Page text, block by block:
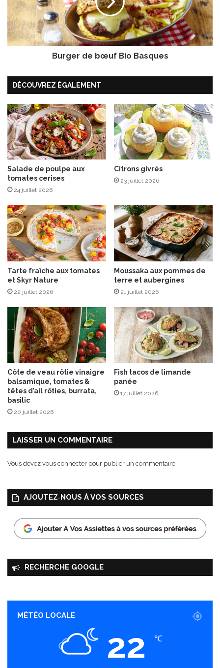
a
u
-
a
y
d
e
b
f
o
B
a
s
q
u
e
s
Burger de bœuf Bio Basques
DÉCOUVREZ ÉGALEMENT
Salade de poulpe aux
tomates cerises
24 juillet 2026
Citrons givrés
23 juillet 2026
Tarte fraîche aux tomates
et Skyr Nature
22 juillet 2026
Moussaka aux pommes de
terre et aubergines
21 juillet 2026
Côte de veau rôtie vinaigre
balsamique, tomates &
têtes d’ail rôties, burrata,
basilic
20 juillet 2026
Fish tacos de limande
panée
17 juillet 2026
LAISSER UN COMMENTAIRE
Vous devez vous connecter pour publier un commentaire.
AJOUTEZ‑NOUS À VOS SOURCES
RECHERCHE GOOGLE
MÉTÉO LOCALE
22 ℃